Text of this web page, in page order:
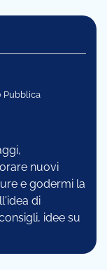
Pubblica
nuovi
e godermi la
di
idee su